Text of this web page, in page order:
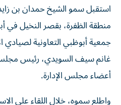
استقبل سمو الشيخ حمدان بن
منطقة الظفرة، بقصر النخيل في
جمعية أبوظبي التعاونية
غانم سيف السويدي، رئيس
أعضاء مجلس الإدارة.
واطلع سموه، خلال اللقاء على